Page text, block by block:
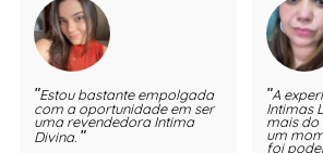
Estou bastante empolgada
com a oportunidade em ser
uma revendedora Intima
Divina.
A
Intimas
mais
um
foi